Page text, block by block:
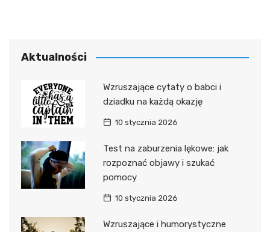
Aktualności
Wzruszające cytaty o babci i
dziadku na każdą okazję
10 stycznia 2026
Test na zaburzenia lękowe: jak
rozpoznać objawy i szukać
pomocy
10 stycznia 2026
Wzruszające i humorystyczne